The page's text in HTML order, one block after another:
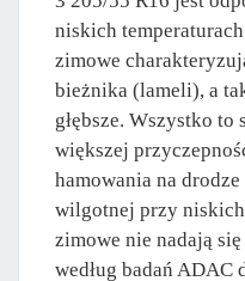
niskich
zimowe
bieżnika (lameli), a
głębsze. Wszystko
większej
hamowania na
wilgotnej przy
zimowe nie nadają
według badań ADAC